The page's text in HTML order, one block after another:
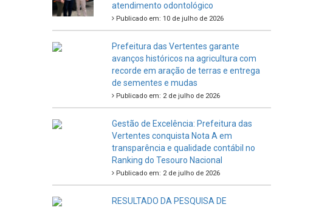
atendimento odontológico
Publicado em: 10 de julho de 2026
Prefeitura das Vertentes garante
avanços históricos na agricultura com
recorde em aração de terras e entrega
de sementes e mudas
Publicado em: 2 de julho de 2026
Gestão de Excelência: Prefeitura das
Vertentes conquista Nota A em
transparência e qualidade contábil no
Ranking do Tesouro Nacional
Publicado em: 2 de julho de 2026
RESULTADO DA PESQUISA DE